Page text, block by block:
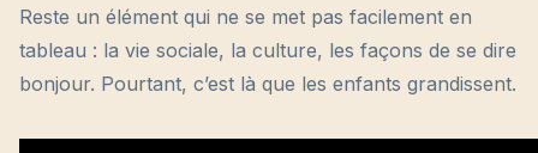
Reste un élément qui ne se met pas facilement en
tableau : la vie sociale, la culture, les façons de se dire
bonjour. Pourtant, c’est là que les enfants grandissent.